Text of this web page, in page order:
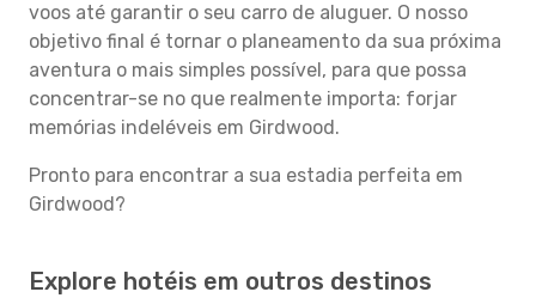
voos até garantir o seu carro de aluguer. O nosso
objetivo final é tornar o planeamento da sua próxima
aventura o mais simples possível, para que possa
concentrar-se no que realmente importa: forjar
memórias indeléveis em Girdwood.
Pronto para encontrar a sua estadia perfeita em
Girdwood?
Explore hotéis em outros destinos